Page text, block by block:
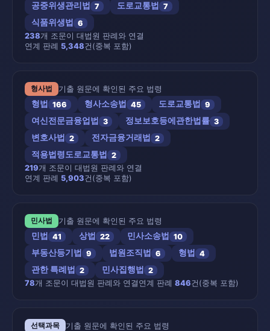
공중위생관리법 7 도로교통법 7
식품위생법
6
238개 조문이 대법원 판례와 연결
연계 판례 5,348건(중복 포함)
형사법
기출 원문에 확인된 주요 법령
형법
166 형사소송법 45 도로교통법 9
여신전문금융업법 3 정보보호등에관한법률 3
변호사법 2 전자금융거래법 2
적용법령도로교통법
2
219개 조문이 대법원 판례와 연결
연계 판례 5,903건(중복 포함)
민사법
기출 원문에 확인된 주요 법령
민법
41 상법 22 민사소송법 10
부동산등기법 9 법원조직법 6 형법 4
관한 특례법 2 민사집행법
2
78개 조문이 대법원 판례와 연결 연계 판례 846건(중복 포함)
선택과목
기출 원문에 확인된 주요 법령